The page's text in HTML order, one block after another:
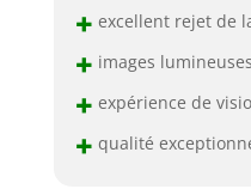
+ excellent rejet de
+ images
+ expérience de
+ qualité